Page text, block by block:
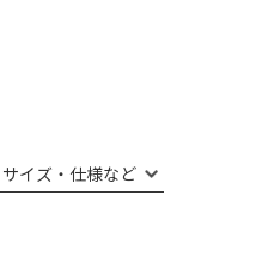
サイズ・仕様など